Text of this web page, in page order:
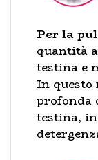
Per la
quantità
testina e
In questo
profonda
testina,